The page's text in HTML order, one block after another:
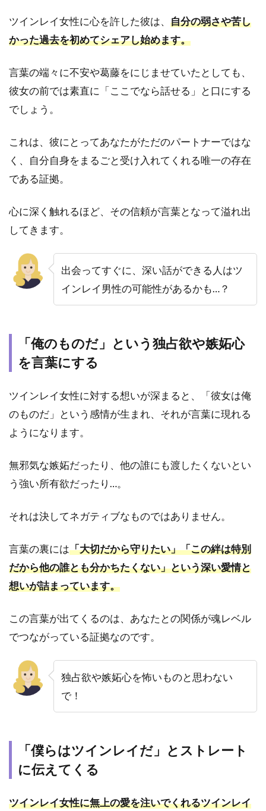
られ
と嫉
が頂
達し
たと
6.4
連絡
や会
う頻
に増
えた
6.5
本当
の愛
き、
覚醒
した
彼の
ンを
め、
成就
るに
は
7.1
不安
なサ
イン
は、
ツイ
イ専
門の
占い
師に
8
と
ツインレイ女性に心を許した彼は、 自分の弱さや苦し
かった過去を初めてシェアし始めます。
言葉の端々に不安や葛藤をにじませていたとしても、
彼女の前では素直に「ここでなら話せる」と口にする
でしょう。
これは、彼にとってあなたがただのパートナーではな
く、自分自身をまるごと受け入れてくれる唯一の存在
である証拠。
心に深く触れるほど、その信頼が言葉となって溢れ出
してきます。
出会ってすぐに、深い話ができる人はツ
インレイ男性の可能性があるかも…？
「俺のものだ」という独占欲や嫉妬心
を言葉にする
ツインレイ女性に対する想いが深まると、「彼女は俺
のものだ」という感情が生まれ、それが言葉に現れる
ようになります。
無邪気な嫉妬だったり、他の誰にも渡したくないとい
う強い所有欲だったり…。
それは決してネガティブなものではありません。
言葉の裏には「大切だから守りたい」「この絆は特別
だから他の誰とも分かちたくない」という深い愛情と
想いが詰まっています。
この言葉が出てくるのは、あなたとの関係が魂レベル
でつながっている証拠なのです。
独占欲や嫉妬心を怖いものと思わない
で！
「僕らはツインレイだ」とストレート
に伝えてくる
ツインレイ女性に無上の愛を注いでくれるツインレイ